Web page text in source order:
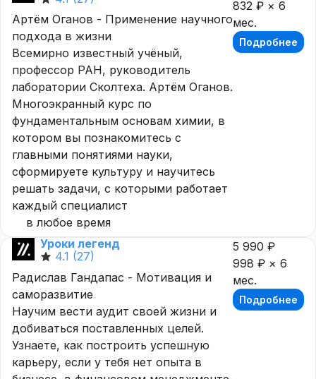
Артём Оганов - Применение научного
подхода в жизни
Всемирно известный учёный,
профессор РАН, руководитель
лаборатории Сколтеха. Артём Оганов.
Многоэкранный курс по
фундаментальным основам химии, в
котором вы познакомитесь с
главными понятиями науки,
сформируете культуру и научитесь
решать задачи, с которыми работает
каждый специалист
в любое время
832 ₽ × 6
мес.
Подробнее
Уроки легенд
4.1 (27)
Радислав Гандапас - Мотивация и
саморазвитие
Научим вести аудит своей жизни и
добиваться поставленных целей.
Узнаете, как построить успешную
карьеру, если у тебя нет опыта в
5 990 ₽
998 ₽ × 6
мес.
Подробнее